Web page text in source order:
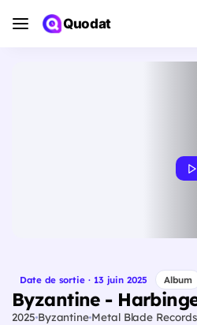
Quodat
Date de sortie · 13 juin 2025 Album
Byzantine -
2025 Byzantine Metal Blade Records